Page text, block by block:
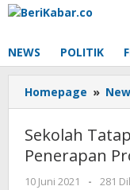
Lewati
NEWS POLITIK
Homepage »
Sekolah
Penerapan
10 Juni 2021
oleh
- 281